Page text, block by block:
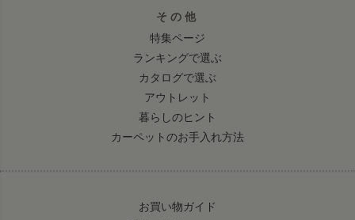
その他
特集ページ
ランキングで選ぶ
カタログで選ぶ
アウトレット
暮らしのヒント
カーペットのお手入れ方法
お買い物ガイド